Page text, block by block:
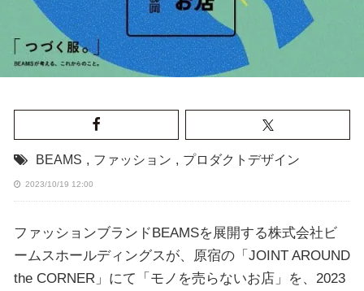
BEAMS , ファッション , プロダクトデザイン
2023/10/19 12:00
ファッションブランドBEAMSを展開する株式会社ビ
ームスホールディングスが、原宿の「JOINT AROUND
the CORNER」にて「モノを売らないお店」を、2023